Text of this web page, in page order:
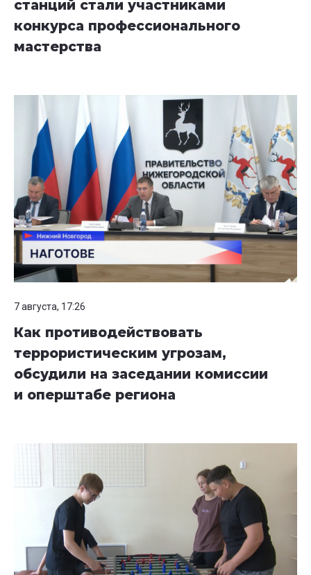
станций стали участниками
конкурса профессионального
мастерства
7 августа, 17:26
Как противодействовать
террористическим угрозам,
обсудили на заседании комиссии
и оперштабе региона